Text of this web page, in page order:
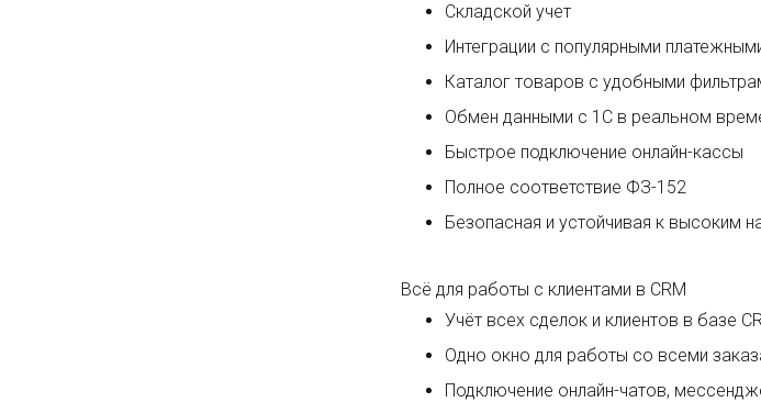
Складской учет
Интеграции с популярными
Каталог товаров с удобными
Обмен данными с 1С в реальном
Быстрое подключение онлайн-кассы
Полное соответствие ФЗ-152
Безопасная и устойчивая к высоким
Всё для работы с клиентами в CRM
Учёт всех сделок и клиентов в базе
Одно окно для работы со всеми
Подключение онлайн-чатов,